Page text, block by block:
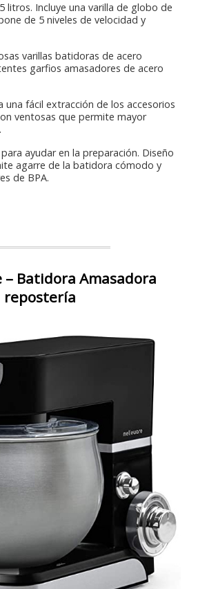
litros. Incluye una varilla de globo de
de 5 niveles de velocidad y
varillas batidoras de acero
garfios amasadores de acero
una fácil extracción de los accesorios
ventosas que permite mayor
ayudar en la preparación. Diseño
agarre de la batidora cómodo y
de BPA.
Batidora Amasadora
repostería